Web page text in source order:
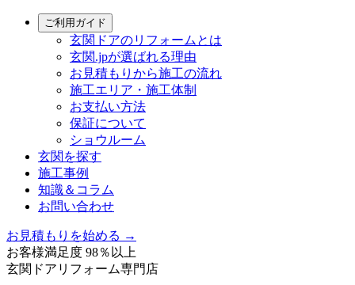
ご利用ガイド
玄関ドアのリフォームとは
玄関.jpが選ばれる理由
お見積もりから施工の流れ
施工エリア・施工体制
お支払い方法
保証について
ショウルーム
玄関を探す
施工事例
知識＆コラム
お問い合わせ
お見積もりを始める →
お客様満足度 98％以上
玄関ドアリフォーム専門店